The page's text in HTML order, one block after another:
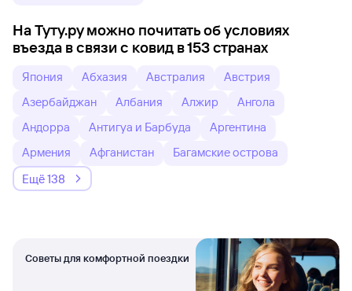
На Туту.ру можно почитать об условиях
въезда в связи с ковид в 153 странах
Япония Абхазия Австралия
Австрия
Азербайджан
Албания Алжир
Ангола
Андорра
Антигуа и Барбуда
Аргентина
Армения
Афганистан
Багамские острова
Ещё 138
Советы для комфортной поездки